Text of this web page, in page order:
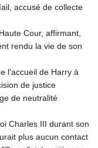
accusé de collecte
Cour, affirmant,
rendu la vie de son
l'accueil de Harry à
de justice
de neutralité
Charles III durant son
plus aucun contact